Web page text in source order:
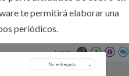
te permitirá elaborar una
periódicos.